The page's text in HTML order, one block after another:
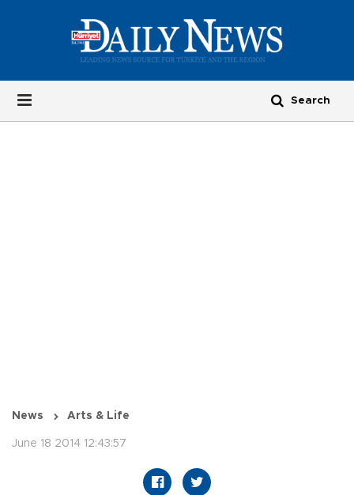
News Arts & Life
June 18 2014 12:43:57